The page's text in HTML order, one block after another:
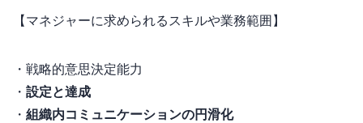
【マネジャーに求められるスキルや業務範囲】
・戦略的意思決定能力
・ KPI設定と達成
・ 組織内コミュニケーションの円滑化